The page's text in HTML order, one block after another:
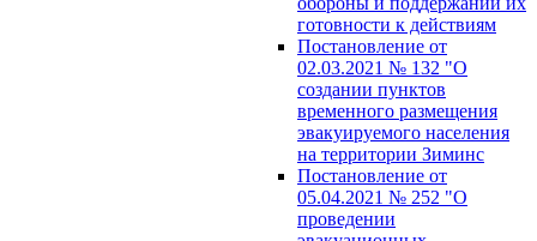
готовности к действиям
Постановление от
02.03.2021 № 132 "О
создании пунктов
временного размещения
эвакуируемого населения
на территории Зиминс
Постановление от
05.04.2021 № 252 "О
проведении